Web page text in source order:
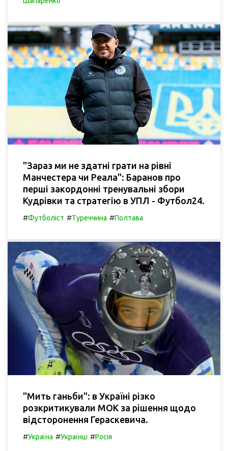
"Зараз ми не здатні грати на рівні
Манчестера чи Реала": Баранов про
перші закордонні тренувальні збори
Кудрівки та стратегію в УПЛ - Футбол24.
#Футболіст #Туреччина #Полтава
"Мить ганьби": в Україні різко
розкритикували МОК за рішення щодо
відсторонення Гераскевича.
#Україна #Українці #Росія